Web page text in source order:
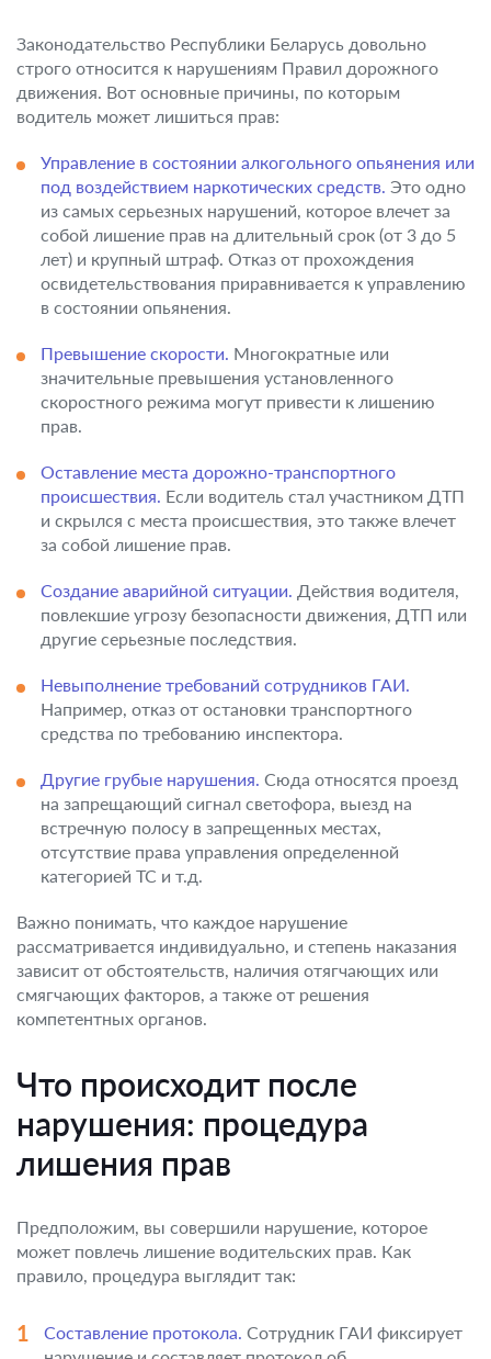
Законодательство Республики Беларусь довольно
строго относится к нарушениям Правил дорожного
движения. Вот основные причины, по которым
водитель может лишиться прав:
Управление в состоянии алкогольного опьянения или
под воздействием наркотических средств. Это одно
из самых серьезных нарушений, которое влечет за
собой лишение прав на длительный срок (от 3 до 5
лет) и крупный штраф. Отказ от прохождения
освидетельствования приравнивается к управлению
в состоянии опьянения.
Превышение скорости. Многократные или
значительные превышения установленного
скоростного режима могут привести к лишению
прав.
Оставление места дорожно-транспортного
происшествия. Если водитель стал участником ДТП
и скрылся с места происшествия, это также влечет
за собой лишение прав.
Создание аварийной ситуации. Действия водителя,
повлекшие угрозу безопасности движения, ДТП или
другие серьезные последствия.
Невыполнение требований сотрудников ГАИ.
Например, отказ от остановки транспортного
средства по требованию инспектора.
Другие грубые нарушения. Сюда относятся проезд
на запрещающий сигнал светофора, выезд на
встречную полосу в запрещенных местах,
отсутствие права управления определенной
категорией ТС и т.д.
Важно понимать, что каждое нарушение
рассматривается индивидуально, и степень наказания
зависит от обстоятельств, наличия отягчающих или
смягчающих факторов, а также от решения
компетентных органов.
Что происходит после
нарушения: процедура
лишения прав
Предположим, вы совершили нарушение, которое
может повлечь лишение водительских прав. Как
правило, процедура выглядит так:
Составление протокола. Сотрудник ГАИ фиксирует